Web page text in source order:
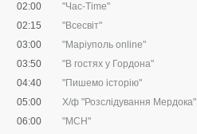
02:00
"Час-Time"
02:15
"Всесвіт"
03:00
"Маріуполь online"
03:50
"В гостях у Гордона"
04:40
"Пишемо історію"
05:00
Х/ф "Розслідування Мердока"
06:00
"МСН"